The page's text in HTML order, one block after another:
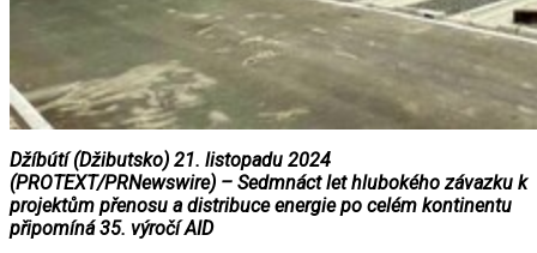
Džíbútí (Džibutsko) 21. listopadu 2024
(PROTEXT/PRNewswire) – Sedmnáct let hlubokého závazku k
projektům přenosu a distribuce energie po celém kontinentu
připomíná 35. výročí AID